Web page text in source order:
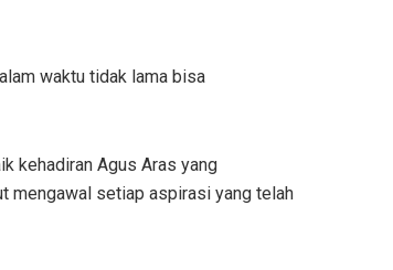
waktu tidak lama bisa
kehadiran Agus Aras yang
mengawal setiap aspirasi yang telah